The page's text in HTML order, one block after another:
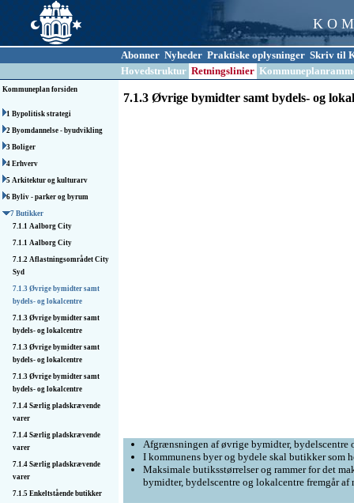
K O
Abonner Nyheder Praktiske oplysninger Skriv til
Hovedstruktur Retningslinier
Kommuneplan forsiden
1 Bypolitisk strategi
2 Byomdannelse - byudvikling
3 Boliger
4 Erhverv
5 Arkitektur og kulturarv
6 Byliv - parker og byrum
7 Butikker
7.1.1 Aalborg City
7.1.1 Aalborg City
7.1.2 Aflastnings­området City
Syd
7.1.3 Øvrige bymidter samt
bydels- og lokalcentre
7.1.3 Øvrige bymidter samt
bydels- og lokalcentre
7.1.3 Øvrige bymidter samt
bydels- og lokalcentre
7.1.3 Øvrige bymidter samt
bydels- og lokalcentre
7.1.4 Særlig pladskrævende
varer
7.1.4 Særlig pladskrævende
varer
7.1.4 Særlig pladskrævende
varer
7.1.5 Enkeltstående butikker
7.1.3 Øvrige bymidter samt bydels- og
Afgrænsningen af øvrige bymidter, bydelscentre
I kommunens byer og bydele skal butikker som
Maksimale butiksstørrelser og rammer for det
bymidter, bydelscentre og lokalcentre fremgår af